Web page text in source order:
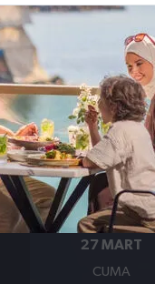
RÜZGAR
8km/s
27 MART
CUMA